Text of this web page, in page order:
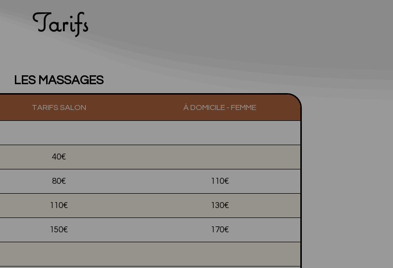
Tarifs
LES MASSAGES
TARIFS SALON À DOMICILE - FEMME
40€
80€ 110€
110€ 130€
150€ 170€